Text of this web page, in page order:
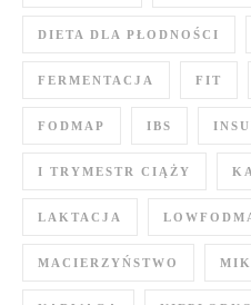
DIETA DLA PŁODNOŚCI
FERMENTACJA FIT
FODMAP IBS
I TRYMESTR CIĄŻY
LAKTACJA
MACIERZYŃSTWO